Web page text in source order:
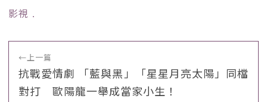
影視 ﹒
←上一篇
抗戰愛情劇 「藍與黑」「星星月亮太陽」同檔
對打 歐陽龍一舉成當家小生！